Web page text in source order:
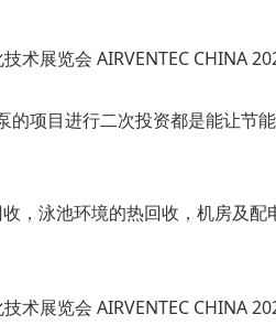
项目进行二次投资都是能让节
，泳池环境的热回收，机房及